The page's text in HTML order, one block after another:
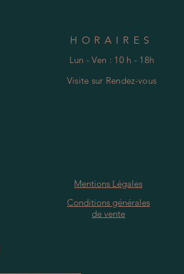
HORAIRES
Lun - Ven : 10 h - 18h
Visite sur Rendez-vous
Mentions Légales
Conditions générales
de vente